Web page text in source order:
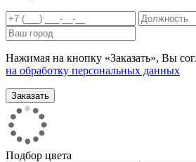
Нажимая на кнопку «Заказать», Вы
на обработку персональных данных
Подбор цвета